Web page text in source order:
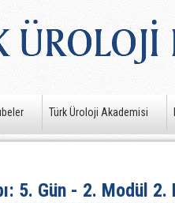
Türk Üroloji Akademisi
5. Gün - 2. Modül 2.